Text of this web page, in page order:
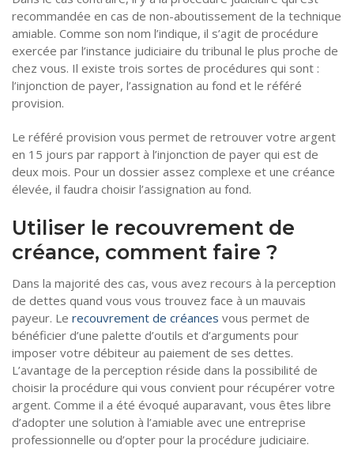
recommandée en cas de non-aboutissement de la technique
amiable. Comme son nom l’indique, il s’agit de procédure
exercée par l’instance judiciaire du tribunal le plus proche de
chez vous. Il existe trois sortes de procédures qui sont :
l’injonction de payer, l’assignation au fond et le référé
provision.
Le référé provision vous permet de retrouver votre argent
en 15 jours par rapport à l’injonction de payer qui est de
deux mois. Pour un dossier assez complexe et une créance
élevée, il faudra choisir l’assignation au fond.
Utiliser le recouvrement de
créance, comment faire ?
Dans la majorité des cas, vous avez recours à la perception
de dettes quand vous vous trouvez face à un mauvais
payeur. Le recouvrement de créances vous permet de
bénéficier d’une palette d’outils et d’arguments pour
imposer votre débiteur au paiement de ses dettes.
L’avantage de la perception réside dans la possibilité de
choisir la procédure qui vous convient pour récupérer votre
argent. Comme il a été évoqué auparavant, vous êtes libre
d’adopter une solution à l’amiable avec une entreprise
professionnelle ou d’opter pour la procédure judiciaire.